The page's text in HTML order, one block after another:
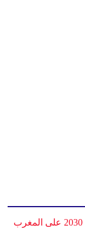
اتهامات تطال إنفانتينو بعرض نهائي مونديال 2030 على المغرب